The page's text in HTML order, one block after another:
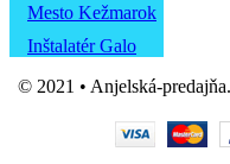
Mesto Kežmarok
Inštalatér Galo
© 2021 • Anjelská-